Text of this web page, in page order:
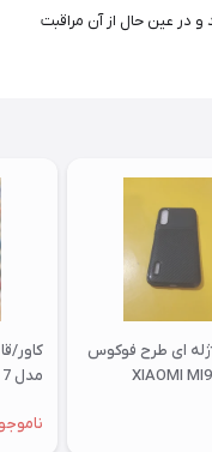
در عین حال از آن مراقبت
ژله ای طرح فوکوس
کاور/
مدل XIAOMI RM 7